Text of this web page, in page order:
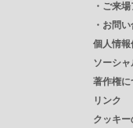
・ ご来場
・ お問
個人情報
ソーシ
著作権に
リンク
クッキ